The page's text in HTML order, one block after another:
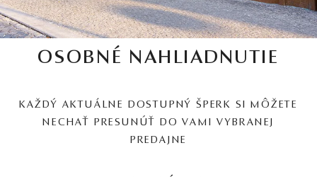
OSOBNÉ NAHLIADNUTIE
KAŽDÝ AKTUÁLNE DOSTUPNÝ ŠPERK SI MÔŽETE
NECHAŤ PRESUNÚŤ DO VAMI VYBRANEJ
PREDAJNE